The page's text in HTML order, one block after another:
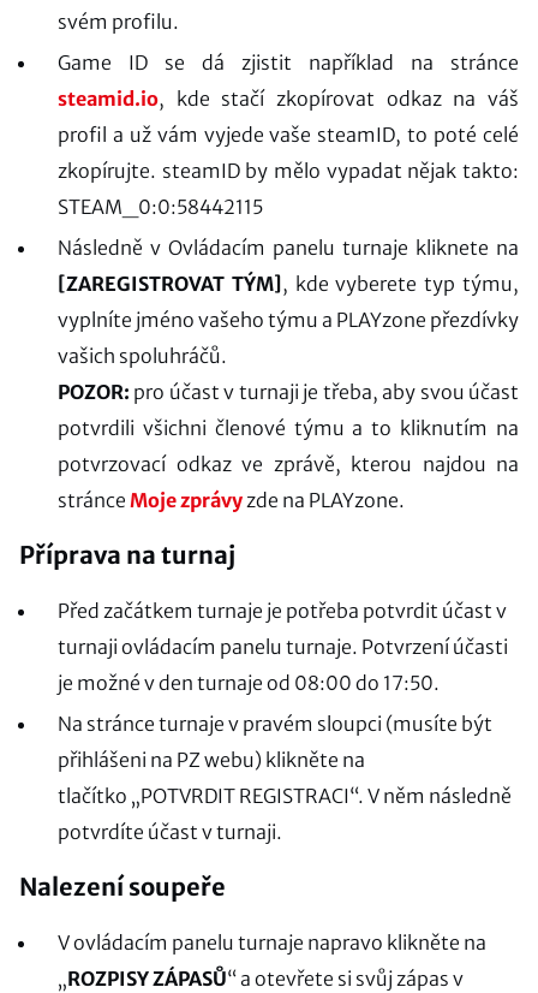
svém profilu.
Game ID se dá zjistit například na stránce
steamid.io, kde stačí zkopírovat odkaz na váš
profil a už vám vyjede vaše steamID, to poté celé
zkopírujte. steamID by mělo vypadat nějak takto:
STEAM_0:0:58442115
Následně v Ovládacím panelu turnaje kliknete na
[ZAREGISTROVAT TÝM] , kde vyberete typ týmu,
vyplníte jméno vašeho týmu a PLAYzone přezdívky
vašich spoluhráčů.
POZOR: pro účast v turnaji je třeba, aby svou účast
potvrdili všichni členové týmu a to kliknutím na
potvrzovací odkaz ve zprávě, kterou najdou na
stránce Moje zprávyzde na PLAYzone.
Příprava na turnaj
Před začátkem turnaje je potřeba potvrdit účast v
turnaji ovládacím panelu turnaje. Potvrzení účasti
je možné v den turnaje od 08:00 do 17:50.
Na stránce turnaje v pravém sloupci (musíte být
přihlášeni na PZ webu) klikněte na
tlačítko „POTVRDIT REGISTRACI“. V něm následně
potvrdíte účast v turnaji.
Nalezení soupeře
V ovládacím panelu turnaje napravo klikněte na
„ROZPISY ZÁPASŮ“ a otevřete si svůj zápas v